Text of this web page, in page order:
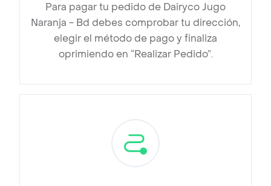
Para pagar tu pedido de Dairyco Jugo
Naranja - Bd debes comprobar tu dirección,
elegir el método de pago y finaliza
oprimiendo en “Realizar Pedido”.